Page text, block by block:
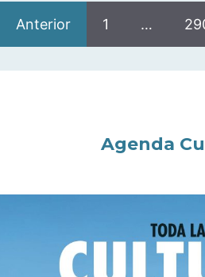
Anterior 1 …
Agenda